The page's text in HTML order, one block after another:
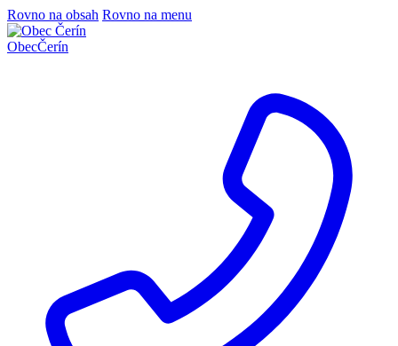
Rovno na obsah Rovno na menu
ObecČerín